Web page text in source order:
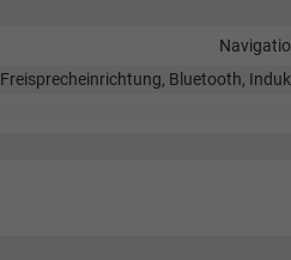
Freisprecheinrichtung, Bluetooth,